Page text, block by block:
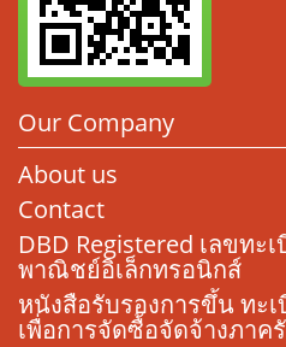
Our Company
About us
Contact
DBD Registered เลขทะ
พาณิชย์อิเล็กทรอนิกส์
หนังสือรับรองการขึ้น ทะ
เพื่อการจัดซื้อจัดจ้างภาครั